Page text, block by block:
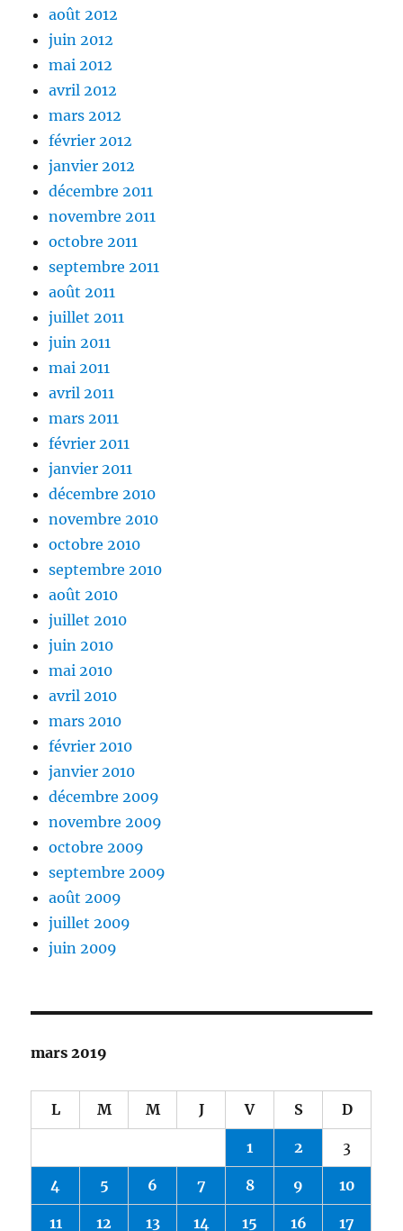
août 2012
juin 2012
mai 2012
avril 2012
mars 2012
février 2012
janvier 2012
décembre 2011
novembre 2011
octobre 2011
septembre 2011
août 2011
juillet 2011
juin 2011
mai 2011
avril 2011
mars 2011
février 2011
janvier 2011
décembre 2010
novembre 2010
octobre 2010
septembre 2010
août 2010
juillet 2010
juin 2010
mai 2010
avril 2010
mars 2010
février 2010
janvier 2010
décembre 2009
novembre 2009
octobre 2009
septembre 2009
août 2009
juillet 2009
juin 2009
mars 2019
L M M J V S D
1 2 3
4 5 6 7 8 9 10
11 12 13 14 15 16 17